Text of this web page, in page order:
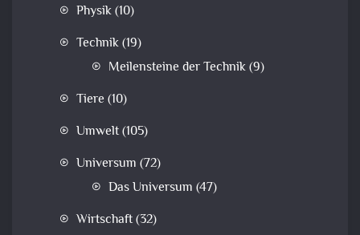
Physik(10)
Technik(19)
Meilensteine der Technik(9)
Tiere (10)
Umwelt(105)
Universum (72)
Das Universum (47)
Wirtschaft(32)